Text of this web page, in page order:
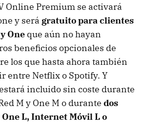
Online Premium se activará
y será gratuito para clientes
One que aún no hayan
beneficios opcionales de
los que hasta ahora también
entre Netflix o Spotify. Y
incluido sin coste durante
M y One M o durante dos
One L, Internet Móvil L o